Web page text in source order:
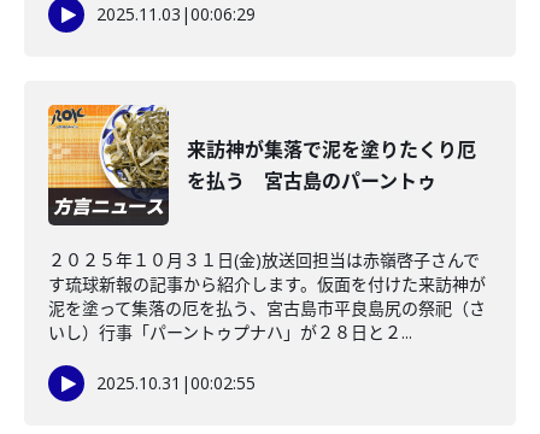
2025.11.03 |00:06:29
来訪神が集落で泥を塗りたくり厄
を払う 宮古島のパーントゥ
２０２５年１０月３１日(金)放送回担当は赤嶺啓子さんで
す琉球新報の記事から紹介します。仮面を付けた来訪神が
泥を塗って集落の厄を払う、宮古島市平良島尻の祭祀（さ
いし）行事「パーントゥプナハ」が２８日と２...
2025.10.31 |00:02:55